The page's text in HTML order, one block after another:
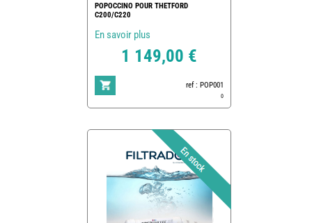
POPOCCINO POUR THETFORD
C200/C220
En savoir plus
1 149,00 €
ref : POP001
0